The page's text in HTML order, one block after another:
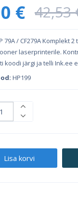
€ 42,53
79A / CF279A Komplekt
laserprinterile.
koodi järgi ja telli Ink.ee
HP199
Lisa korvi